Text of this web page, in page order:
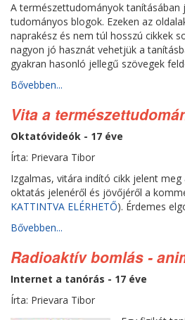
A természettudományok
tudományos blogok. Ezeken az
naprakész és nem túl hosszú cikkek
nagyon jó hasznát vehetjük a
gyakran hasonló jellegű szövegek
Bővebben...
Vita a
Oktatóvideók - 17 éve
Írta: Prievara Tibor
Izgalmas, vitára indító cikk jelent
oktatás jelenéről és jövőjéről a
KATTINTVA ELÉRHETŐ). Érdemes
Bővebben...
Radioaktív bomlás -
Internet a tanórás - 17 éve
Írta: Prievara Tibor